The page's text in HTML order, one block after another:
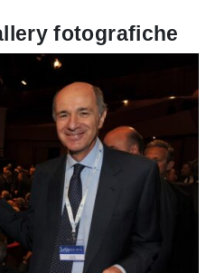
fotografiche